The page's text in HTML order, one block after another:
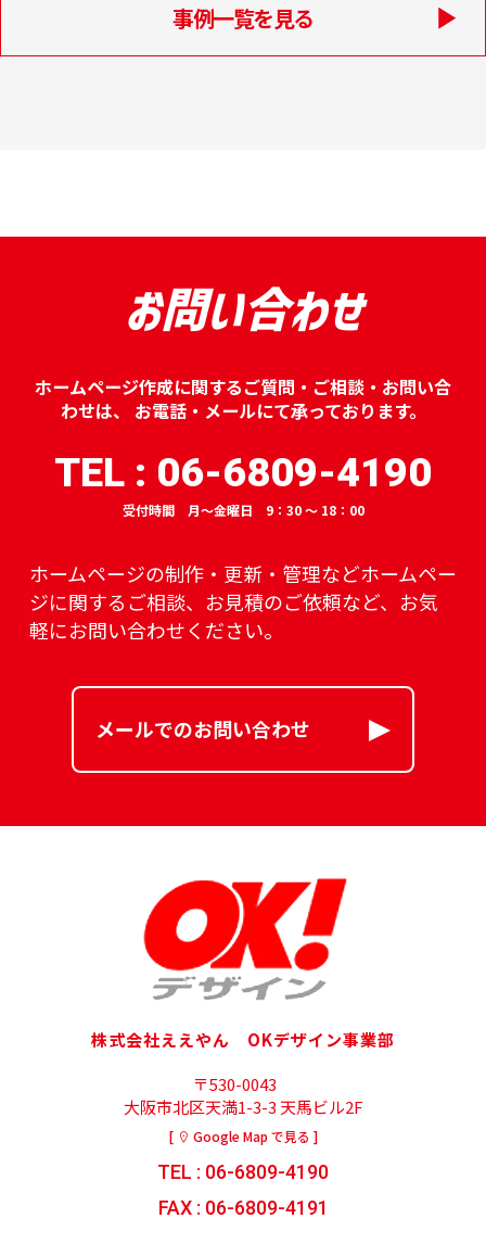
事例一覧を見る
お問い合わせ
ホームページ作成に関するご質問・ご相談・お問い合
わせは、
お電話・メールにて承っております。
TEL : 06-6809-4190
受付時間 月～金曜日 9：30 ～ 18：00
ホームページの制作・更新・管理などホームペー
ジに関するご相談、 お見積のご依頼など、お気
軽にお問い合わせください。
メールでのお問い合わせ
株式会社ええやん OKデザイン事業部
〒530-0043
大阪市北区天満1-3-3 天馬ビル2F
[ Google Map で見る ]
TEL : 06-6809-4190
FAX : 06-6809-4191